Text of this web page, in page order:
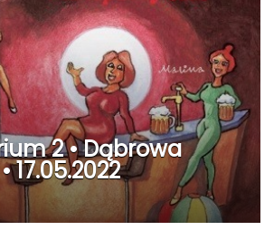
2 • Dąbrowa
17.05.2022